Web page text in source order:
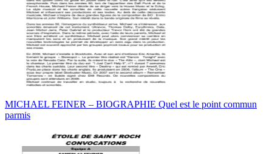
MICHAEL FEINER – BIOGRAPHIE Quel est le point commun
parmis